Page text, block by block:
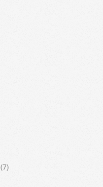
(7)